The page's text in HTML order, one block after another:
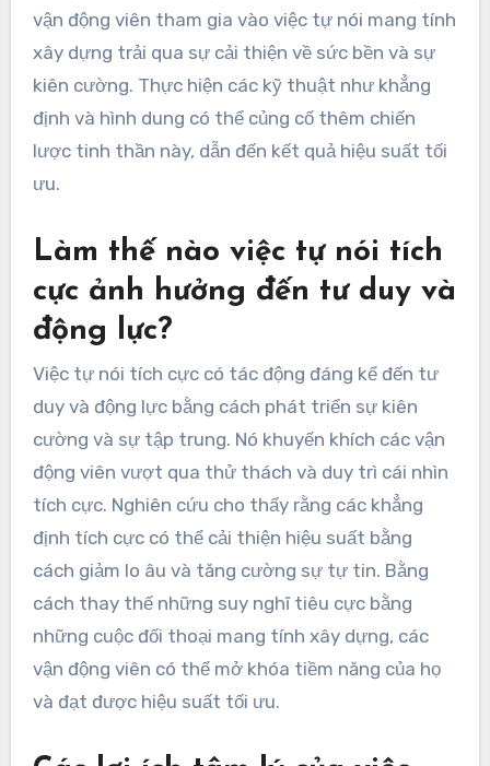
vận động viên tham gia vào việc tự nói mang tính
xây dựng trải qua sự cải thiện về sức bền và sự
kiên cường. Thực hiện các kỹ thuật như khẳng
định và hình dung có thể củng cố thêm chiến
lược tinh thần này, dẫn đến kết quả hiệu suất tối
ưu.
Làm thế nào việc tự nói tích
cực ảnh hưởng đến tư duy và
động lực?
Việc tự nói tích cực có tác động đáng kể đến tư
duy và động lực bằng cách phát triển sự kiên
cường và sự tập trung. Nó khuyến khích các vận
động viên vượt qua thử thách và duy trì cái nhìn
tích cực. Nghiên cứu cho thấy rằng các khẳng
định tích cực có thể cải thiện hiệu suất bằng
cách giảm lo âu và tăng cường sự tự tin. Bằng
cách thay thế những suy nghĩ tiêu cực bằng
những cuộc đối thoại mang tính xây dựng, các
vận động viên có thể mở khóa tiềm năng của họ
và đạt được hiệu suất tối ưu.